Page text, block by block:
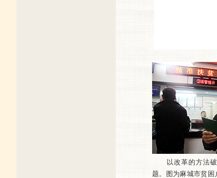
以改革的方法破
题。图为麻城市贫困